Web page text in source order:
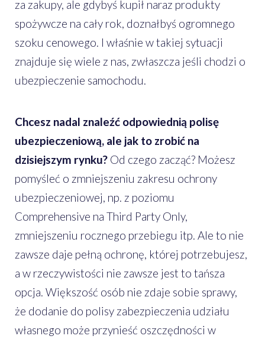
za zakupy, ale gdybyś kupił naraz produkty
spożywcze na cały rok, doznałbyś ogromnego
szoku cenowego. I właśnie w takiej sytuacji
znajduje się wiele z nas, zwłaszcza jeśli chodzi o
ubezpieczenie samochodu.
Chcesz nadal znaleźć odpowiednią polisę
ubezpieczeniową, ale jak to zrobić na
dzisiejszym rynku? Od czego zacząć? Możesz
pomyśleć o zmniejszeniu zakresu ochrony
ubezpieczeniowej, np. z poziomu
Comprehensive na Third Party Only,
zmniejszeniu rocznego przebiegu itp. Ale to nie
zawsze daje pełną ochronę, której potrzebujesz,
a w rzeczywistości nie zawsze jest to tańsza
opcja. Większość osób nie zdaje sobie sprawy,
że dodanie do polisy zabezpieczenia udziału
własnego może przynieść oszczędności w